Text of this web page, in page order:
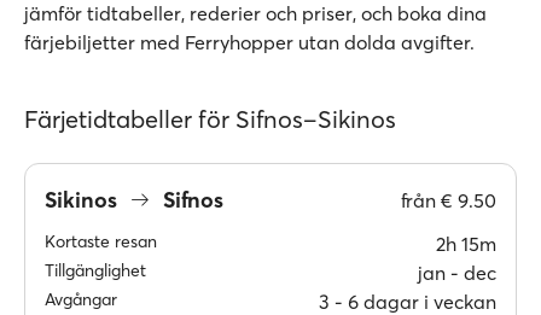
jämför tidtabeller, rederier och priser, och boka dina
färjebiljetter med Ferryhopper utan dolda avgifter.
Färjetidtabeller för Sifnos–Sikinos
Sikinos Sifnos från € 9.50
Kortaste resan 2h 15m
Tillgänglighet jan ‐ dec
Avgångar 3 ‐ 6 dagar i veckan